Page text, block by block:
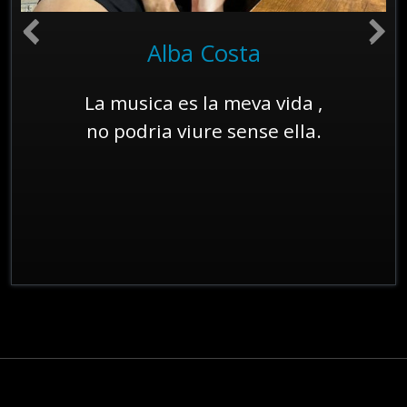
Alba Costa
La musica es la meva vida ,
no podria viure sense ella.